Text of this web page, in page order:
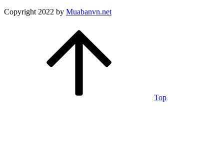
Copyright 2022 by Muabanvn.net
Top